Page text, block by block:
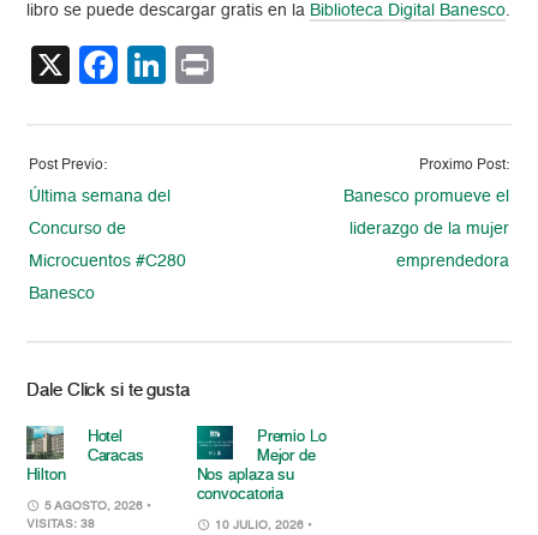
libro se puede descargar gratis en la Biblioteca Digital Banesco
X Facebook
LinkedIn
Post Previo:
Última semana del
Concurso de
Microcuentos #C280
Banesco
Proximo Post:
Banesco promueve el
liderazgo de la mujer
emprendedora
Dale Click si te gusta
Hotel
Caracas
Hilton
5 AGOSTO, 2026 •
VISITAS: 38
Premio Lo
Mejor de
Nos aplaza su
convocatoria
10 JULIO, 2026 •